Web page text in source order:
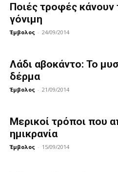
Ποιές τροφές κάνουν
γόνιμη
Έμβολος - 24/09/2014
Λάδι αβοκάντο: Το
δέρμα
Έμβολος - 21/09/2014
Μερικοί τρόποι που
ημικρανία
Έμβολος - 15/09/2014